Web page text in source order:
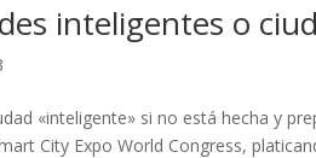
inteligentes o
«inteligente» si no está hecha y
City Expo World Congress,